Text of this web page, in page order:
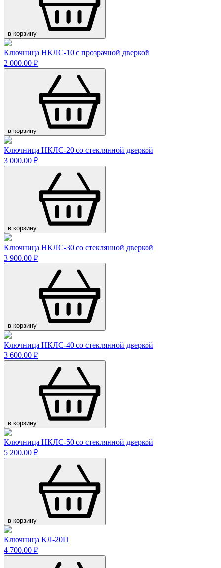
в корзину
Ключница НКЛС-10 с прозрачной дверкой
2 000.00 ₽
в корзину
Ключница НКЛС-20 со стеклянной дверкой
3 000.00 ₽
в корзину
Ключница НКЛС-30 со стеклянной дверкой
3 900.00 ₽
в корзину
Ключница НКЛС-40 со стеклянной дверкой
3 600.00 ₽
в корзину
Ключница НКЛС-50 со стеклянной дверкой
5 200.00 ₽
в корзину
Ключница КЛ-20П
4 700.00 ₽